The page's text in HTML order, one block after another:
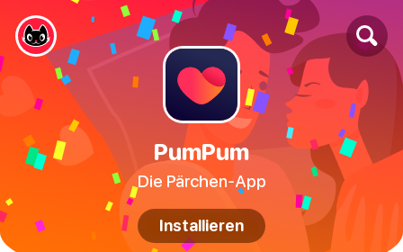
PumPum
Die Pärchen-App
Installieren